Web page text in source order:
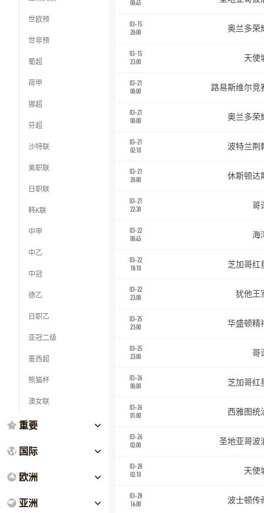
世欧预
世非预
葡超
荷甲
挪超
芬超
沙特联
美职联
日职联
韩K联
中甲
中乙
中冠
德乙
日职乙
亚冠二级
墨西超
熊猫杯
澳女联
重要
国际
欧洲
亚洲
00:45
03-15
20:00
奥兰多荣
03-15
23:00
天使
03-21
00:00
路易斯维尔竞
03-21
00:00
奥兰多荣
03-21
02:10
波特兰荆
03-21
20:00
休斯顿达
03-21
22:30
哥
03-22
00:45
海
03-22
18:10
芝加哥红
03-22
23:00
犹他王
03-25
23:00
华盛顿精
03-25
23:00
哥
03-26
00:00
芝加哥红
03-26
01:00
西雅图统
03-26
02:00
圣地亚哥波
03-28
02:10
天使
03-28
16:00
波士顿传